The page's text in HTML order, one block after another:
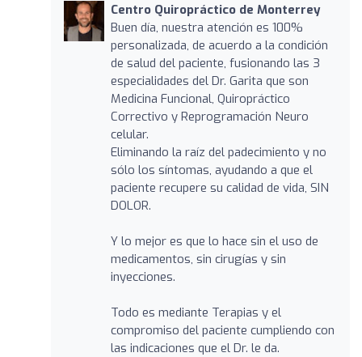
Centro Quiropráctico de Monterrey
Buen día, nuestra atención es 100%
personalizada, de acuerdo a la condición
de salud del paciente, fusionando las 3
especialidades del Dr. Garita que son
Medicina Funcional, Quiropráctico
Correctivo y Reprogramación Neuro
celular.
Eliminando la raíz del padecimiento y no
sólo los síntomas, ayudando a que el
paciente recupere su calidad de vida, SIN
DOLOR.
Y lo mejor es que lo hace sin el uso de
medicamentos, sin cirugías y sin
inyecciones.
Todo es mediante Terapias y el
compromiso del paciente cumpliendo con
las indicaciones que el Dr. le da.